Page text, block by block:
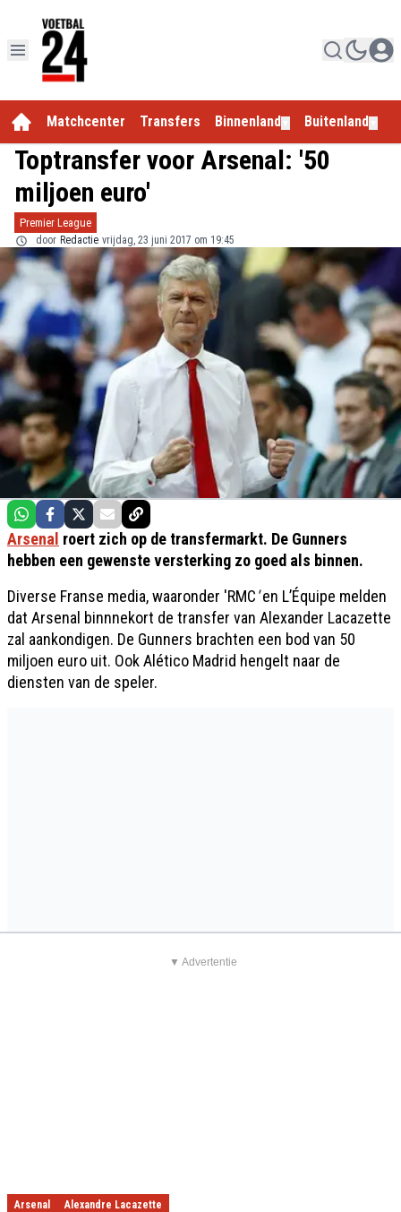
Matchcenter Transfers Binnenland Buitenland
Toptransfer voor Arsenal: '50
miljoen euro'
Premier League
door Redactie vrijdag, 23 juni 2017 om 19:45
Arsenal roert zich op de transfermarkt. De Gunners
hebben een gewenste versterking zo goed als binnen.
Diverse Franse media, waaronder 'RMC'en L’Équipe melden
dat Arsenal binnnekort de transfer van Alexander Lacazette
zal aankondigen. De Gunners brachten een bod van 50
miljoen euro uit. Ook Alético Madrid hengelt naar de
diensten van de speler.
▼ Advertentie
Arsenal Alexandre Lacazette